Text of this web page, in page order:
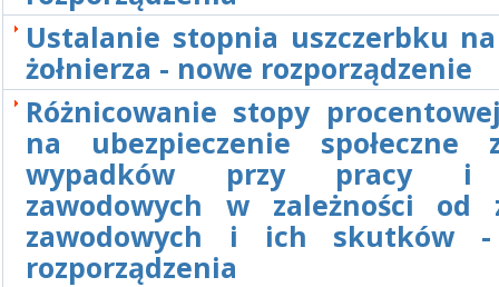
Ustalanie stopnia uszczerbku
żołnierza - nowe rozporządzenie
Różnicowanie stopy
na ubezpieczenie społeczne
wypadków przy pracy i
zawodowych w zależności od
zawodowych i ich skutków -
rozporządzenia